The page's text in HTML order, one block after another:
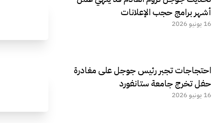
أشهر برامج حجب الإعلانات
16 يونيو 2026
احتجاجات تجبر رئيس جوجل على مغادرة
حفل تخرج جامعة ستانفورد
16 يونيو 2026